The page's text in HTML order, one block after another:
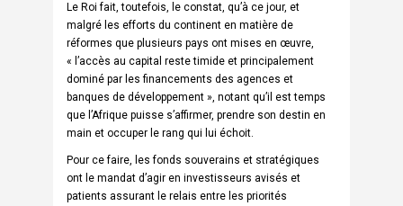
Le Roi fait, toutefois, le constat, qu’à ce jour, et
malgré les efforts du continent en matière de
réformes que plusieurs pays ont mises en œuvre,
« l’accès au capital reste timide et principalement
dominé par les financements des agences et
banques de développement », notant qu’il est temps
que l’Afrique puisse s’affirmer, prendre son destin en
main et occuper le rang qui lui échoit.
Pour ce faire, les fonds souverains et stratégiques
ont le mandat d’agir en investisseurs avisés et
patients assurant le relais entre les priorités